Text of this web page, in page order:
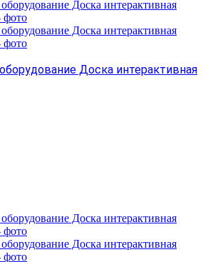
Доска интерактивная